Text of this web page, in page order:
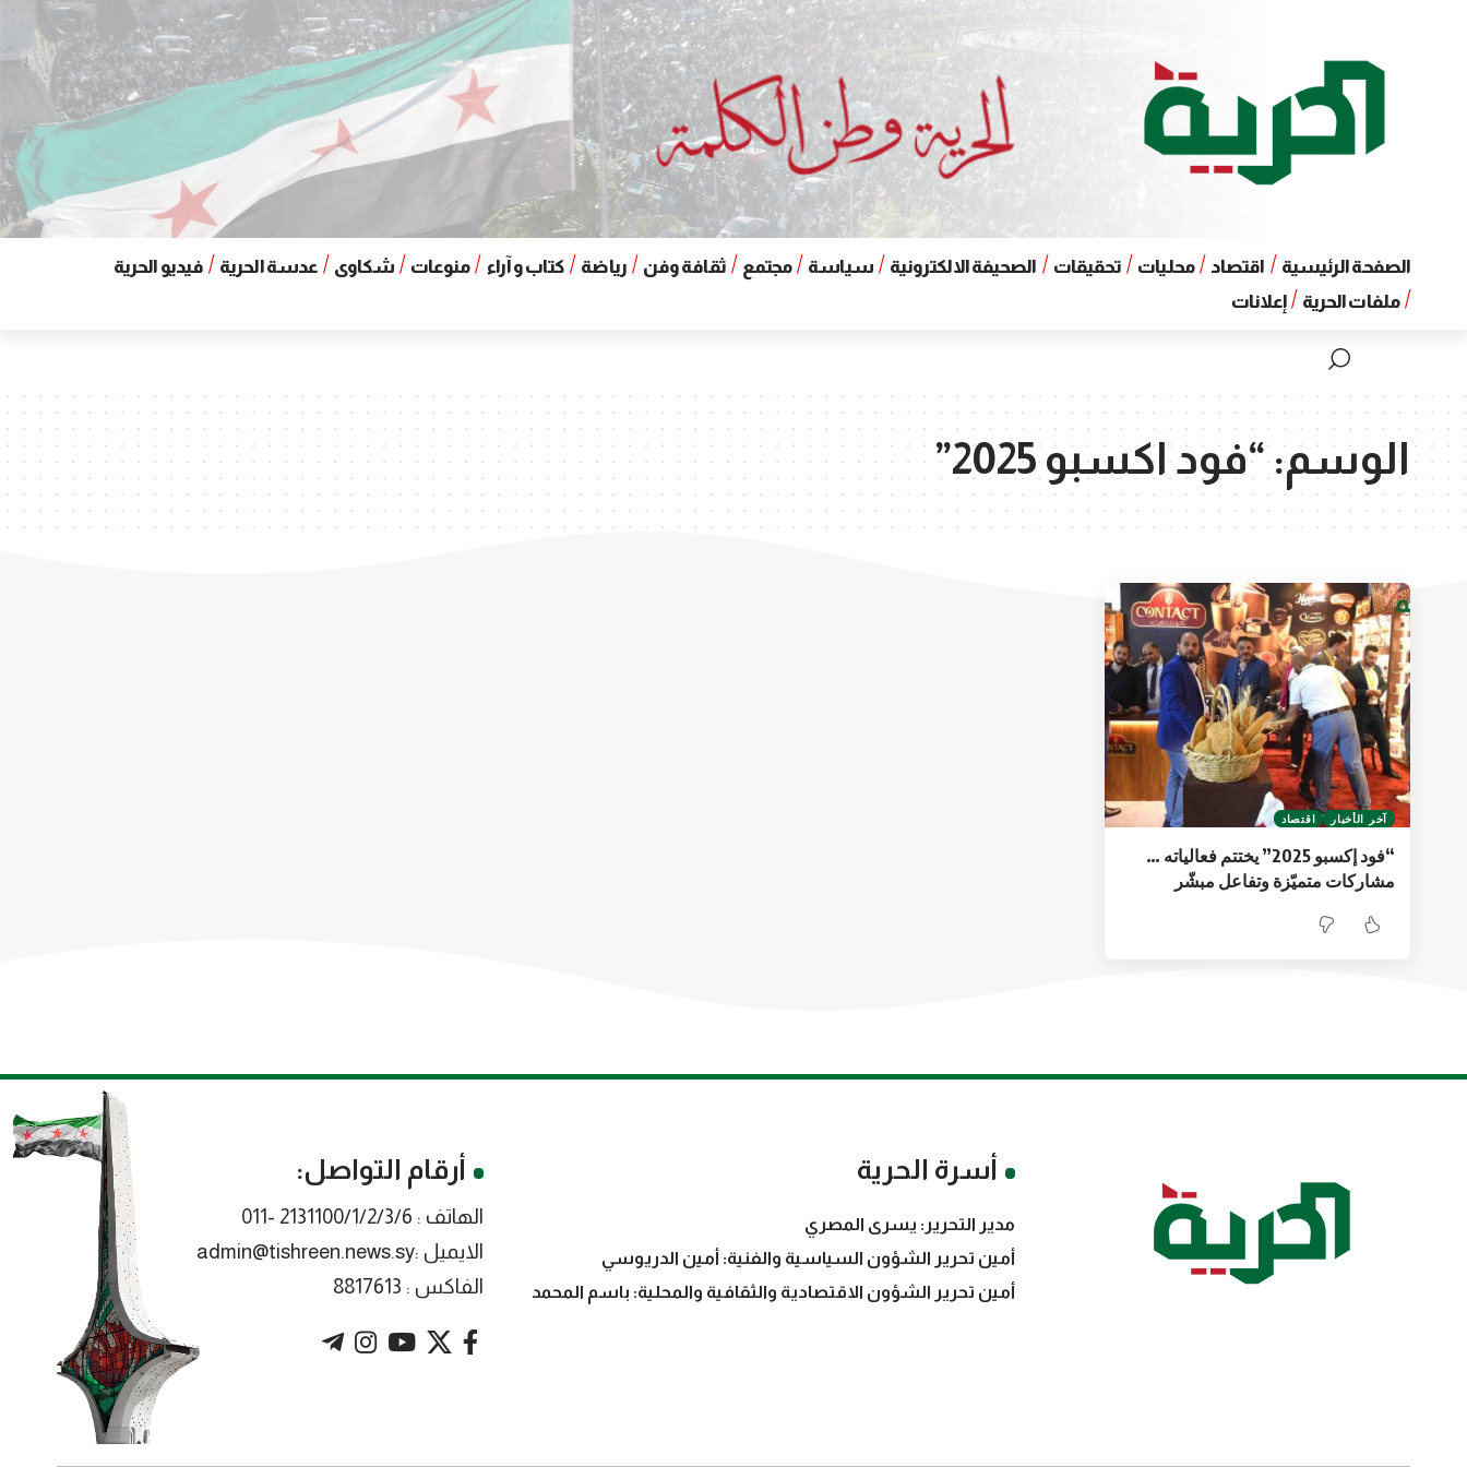
الصفحة الرئيسية اقتصاد محليات تحقيقات الصحيفة الالكترونية سياسة مجتمع ثقافة وفن رياضة كتاب و آراء منوعات شكاوى عدسة الحرية
فيديو الحرية
ملفات الحرية
إعلانات
الوسم:“فود اكسبو 2025”
آخر الأخبار اقتصاد
“فود إكسبو 2025” يختتم فعالياته …
مشاركات متميّزة وتفاعل مبشّر
أسرة الحرية
مدير التحرير: يسرى المصري
أمين تحرير الشؤون السياسية والفنية: أمين الدريوسي
أمين تحرير الشؤون الاقتصادية والثقافية والمحلية: باسم المحمد
أرقام التواصل:
الهاتف : 2131100/1/2/3/6 -011
الايميل :admin@tishreen.news.sy
الفاكس : 8817613